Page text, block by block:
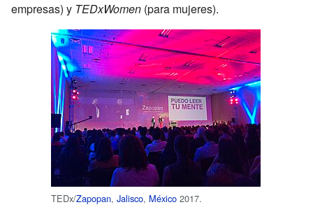
empresas) y TEDxWomen (para mujeres).
TEDx/Zapopan, Jalisco, México 2017.